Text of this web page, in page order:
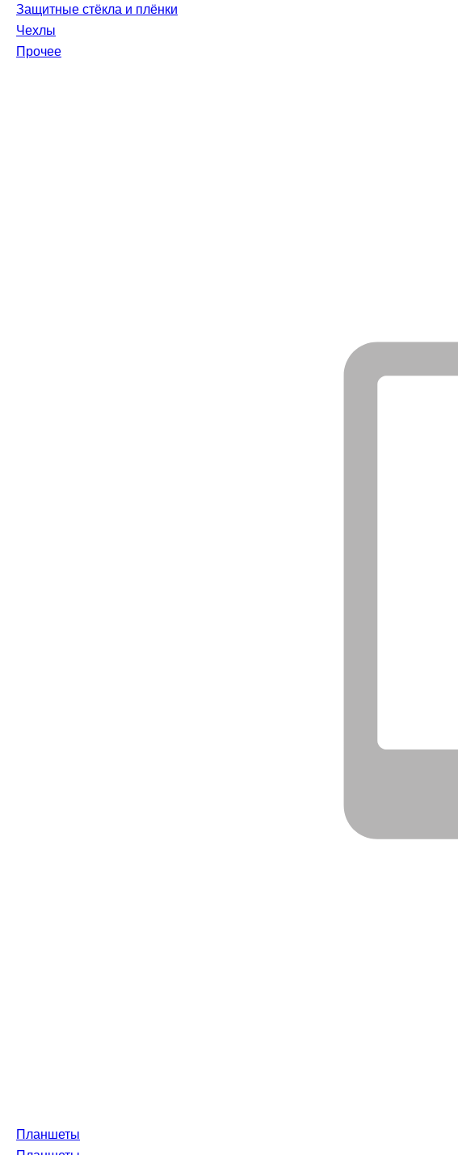
Защитные стёкла и плёнки
Чехлы
Прочее
Планшеты